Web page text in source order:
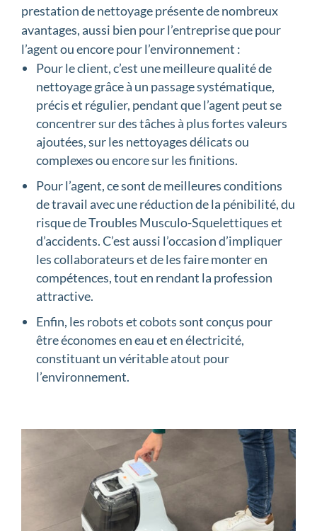
prestation de nettoyage présente de nombreux
avantages, aussi bien pour l’entreprise que pour
l’agent ou encore pour l’environnement :
Pour le client, c’est une meilleure qualité de
nettoyage grâce à un passage systématique,
précis et régulier, pendant que l’agent peut se
concentrer sur des tâches à plus fortes valeurs
ajoutées, sur les nettoyages délicats ou
complexes ou encore sur les finitions.
Pour l’agent, ce sont de meilleures conditions
de travail avec une réduction de la pénibilité, du
risque de Troubles Musculo-Squelettiques et
d’accidents. C’est aussi l’occasion d’impliquer
les collaborateurs et de les faire monter en
compétences, tout en rendant la profession
attractive.
Enfin, les robots et cobots sont conçus pour
être économes en eau et en électricité,
constituant un véritable atout pour
l’environnement.